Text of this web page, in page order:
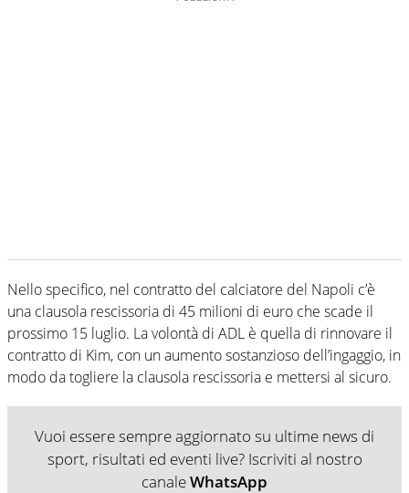
Nello specifico, nel contratto del calciatore del Napoli c’è
una clausola rescissoria di 45 milioni di euro che scade il
prossimo 15 luglio. La volontà di ADL è quella di rinnovare il
contratto di Kim, con un aumento sostanzioso dell’ingaggio, in
modo da togliere la clausola rescissoria e mettersi al sicuro.
Vuoi essere sempre aggiornato su ultime news di
sport, risultati ed eventi live? Iscriviti al nostro
canaleWhatsApp